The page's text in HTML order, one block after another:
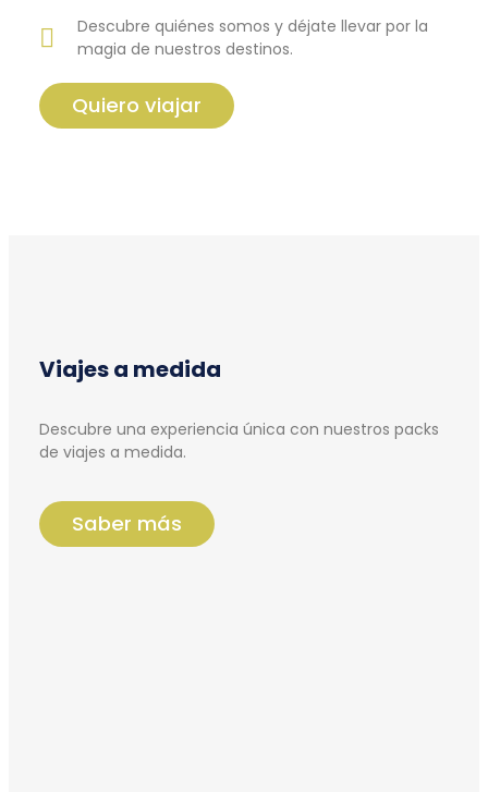
Descubre quiénes somos y déjate llevar por la
magia de nuestros destinos.
Quiero viajar
Viajes a medida
Descubre una experiencia única con nuestros packs
de viajes a medida.
Saber más